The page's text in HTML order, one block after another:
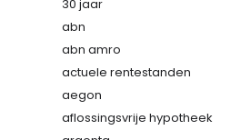
30 jaar
abn
abn amro
actuele rentestanden
aegon
aflossingsvrije hypotheek